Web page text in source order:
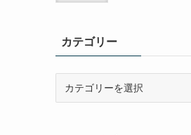
カテゴリー